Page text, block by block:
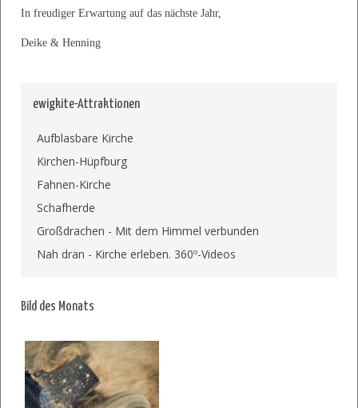
In freudiger Erwartung auf das nächste Jahr,
Deike & Henning
ewigkite-Attraktionen
Aufblasbare Kirche
Kirchen-Hüpfburg
Fahnen-Kirche
Schafherde
Großdrachen - Mit dem Himmel verbunden
Nah dran - Kirche erleben. 360º-Videos
Bild des Monats